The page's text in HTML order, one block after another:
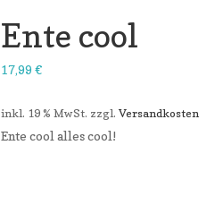
Ente cool
17,99 €
inkl. 19 % MwSt. zzgl. Versandkosten
Ente cool alles cool!